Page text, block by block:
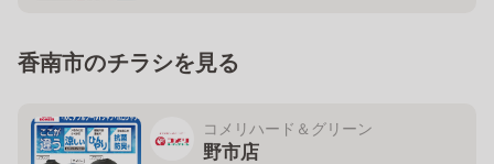
香南市のチラシを見る
コメリハード＆グリーン
野市店